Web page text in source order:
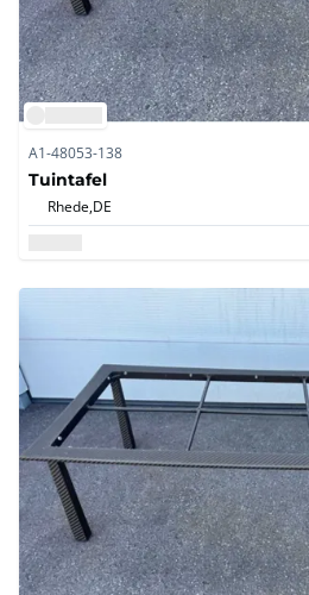
A1-48053-138
Tuintafel
Rhede,DE